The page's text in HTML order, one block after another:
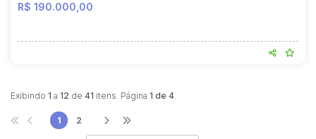
R$ 190.000,00
Exibindo 1 a 12 de 41 itens. Página 1 de 4.
1 2